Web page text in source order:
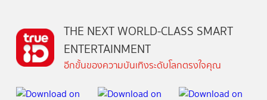
THE NEXT WORLD-CLASS SMART
ENTERTAINMENT
อีกขั้นของความบันเทิงระดับโลกตรงใจคุณ